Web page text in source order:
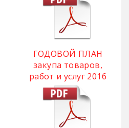
ГОДОВОЙ ПЛАН
закупа товаров,
работ и услуг 2016
год